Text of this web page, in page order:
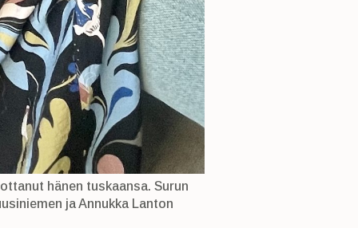
hänen tuskaansa. Surun
ja Annukka Lanton